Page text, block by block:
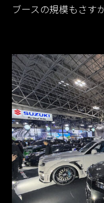
ブースの規模もさす